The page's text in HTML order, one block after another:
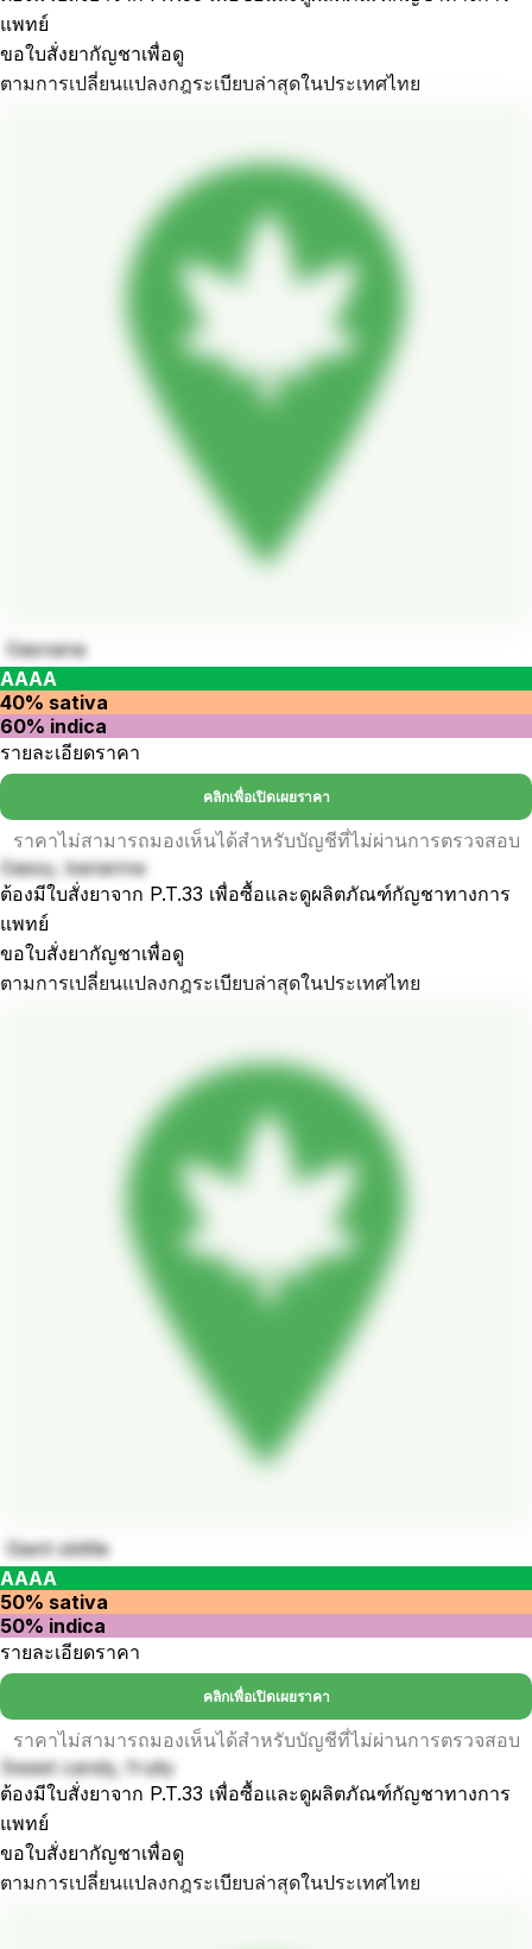
แพทย์
ขอใบสั่งยากัญชาเพื่อดู
ตามการเปลี่ยนแปลงกฎระเบียบล่าสุดในประเทศไทย
Gasnana
AAAA
40% sativa
60% indica
รายละเอียดราคา
คลิกเพื่อเปิดเผยราคา
ราคาไม่สามารถมองเห็นได้สำหรับบัญชีที่ไม่ผ่านการตรวจสอบ
Gassy, bananna
ต้องมีใบสั่งยาจาก P.T.33 เพื่อซื้อและดูผลิตภัณฑ์กัญชาทางการ
แพทย์
ขอใบสั่งยากัญชาเพื่อดู
ตามการเปลี่ยนแปลงกฎระเบียบล่าสุดในประเทศไทย
Giant skittle
AAAA
50% sativa
50% indica
รายละเอียดราคา
คลิกเพื่อเปิดเผยราคา
ราคาไม่สามารถมองเห็นได้สำหรับบัญชีที่ไม่ผ่านการตรวจสอบ
Sweet candy, fruity
ต้องมีใบสั่งยาจาก P.T.33 เพื่อซื้อและดูผลิตภัณฑ์กัญชาทางการ
แพทย์
ขอใบสั่งยากัญชาเพื่อดู
ตามการเปลี่ยนแปลงกฎระเบียบล่าสุดในประเทศไทย